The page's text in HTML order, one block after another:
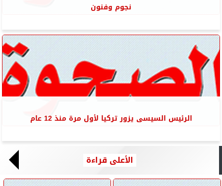
نجوم وفنون
الرئيس السيسى يزور تركيا لأول مرة منذ 12 عام
الأعلى قراءة